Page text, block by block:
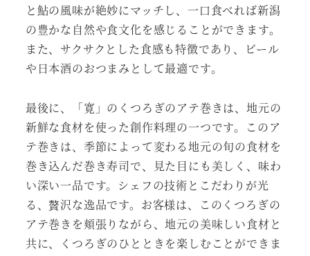
と鮎の風味が絶妙にマッチし、一口食べれば新潟
の豊かな自然や食文化を感じることができます。
また、サクサクとした食感も特徴であり、ビール
や日本酒のおつまみとして最適です。
最後に、「寛」のくつろぎのアテ巻きは、地元の
新鮮な食材を使った創作料理の一つです。このア
テ巻きは、季節によって変わる地元の旬の食材を
巻き込んだ巻き寿司で、見た目にも美しく、味わ
い深い一品です。シェフの技術とこだわりが光
る、贅沢な逸品です。お客様は、このくつろぎの
アテ巻きを頬張りながら、地元の美味しい食材と
共に、くつろぎのひとときを楽しむことができま